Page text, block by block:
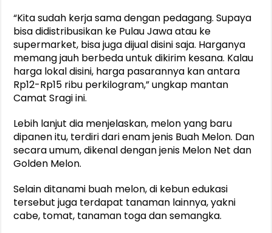
“Kita sudah kerja sama dengan pedagang. Supaya
bisa didistribusikan ke Pulau Jawa atau ke
supermarket, bisa juga dijual disini saja. Harganya
memang jauh berbeda untuk dikirim kesana. Kalau
harga lokal disini, harga pasarannya kan antara
Rp12-Rp15 ribu perkilogram,” ungkap mantan
Camat Sragi ini.
Lebih lanjut dia menjelaskan, melon yang baru
dipanen itu, terdiri dari enam jenis Buah Melon. Dan
secara umum, dikenal dengan jenis Melon Net dan
Golden Melon.
Selain ditanami buah melon, di kebun edukasi
tersebut juga terdapat tanaman lainnya, yakni
cabe, tomat, tanaman toga dan semangka.